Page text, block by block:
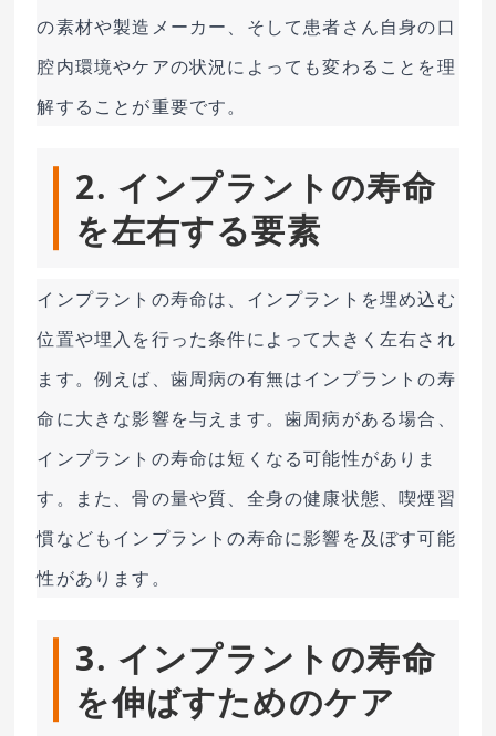
の素材や製造メーカー、そして患者さん自身の口
腔内環境やケアの状況によっても変わることを理
解することが重要です。
2. インプラントの寿命
を左右する要素
インプラントの寿命は、インプラントを埋め込む
位置や埋入を行った条件によって大きく左右され
ます。例えば、歯周病の有無はインプラントの寿
命に大きな影響を与えます。歯周病がある場合、
インプラントの寿命は短くなる可能性がありま
す。また、骨の量や質、全身の健康状態、喫煙習
慣などもインプラントの寿命に影響を及ぼす可能
性があります。
3. インプラントの寿命
を伸ばすためのケア